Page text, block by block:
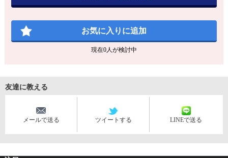
お気に入りに追加
現在0人が検討中
友達に教える
メールで送る ツイートする LINEで送る